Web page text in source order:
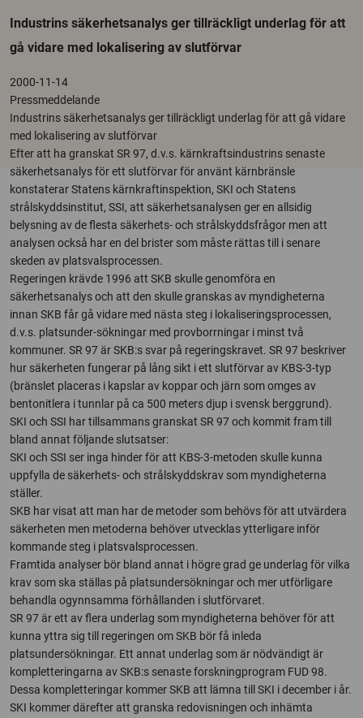
Industrins säkerhetsanalys ger tillräckligt underlag för att
gå vidare med lokalisering av slutförvar
2000-11-14
Pressmeddelande
Industrins säkerhetsanalys ger tillräckligt underlag för att gå vidare
med lokalisering av slutförvar
Efter att ha granskat SR 97, d.v.s. kärnkraftsindustrins senaste
säkerhetsanalys för ett slutförvar för använt kärnbränsle
konstaterar Statens kärnkraftinspektion, SKI och Statens
strålskyddsinstitut, SSI, att säkerhetsanalysen ger en allsidig
belysning av de flesta säkerhets- och strålskyddsfrågor men att
analysen också har en del brister som måste rättas till i senare
skeden av platsvalsprocessen.
Regeringen krävde 1996 att SKB skulle genomföra en
säkerhetsanalys och att den skulle granskas av myndigheterna
innan SKB får gå vidare med nästa steg i lokaliseringsprocessen,
d.v.s. platsunder-sökningar med provborrningar i minst två
kommuner. SR 97 är SKB:s svar på regeringskravet. SR 97 beskriver
hur säkerheten fungerar på lång sikt i ett slutförvar av KBS-3-typ
(bränslet placeras i kapslar av koppar och järn som omges av
bentonitlera i tunnlar på ca 500 meters djup i svensk berggrund).
SKI och SSI har tillsammans granskat SR 97 och kommit fram till
bland annat följande slutsatser:
SKI och SSI ser inga hinder för att KBS-3-metoden skulle kunna
uppfylla de säkerhets- och strålskyddskrav som myndigheterna
ställer.
SKB har visat att man har de metoder som behövs för att utvärdera
säkerheten men metoderna behöver utvecklas ytterligare inför
kommande steg i platsvalsprocessen.
Framtida analyser bör bland annat i högre grad ge underlag för vilka
krav som ska ställas på platsundersökningar och mer utförligare
behandla ogynnsamma förhållanden i slutförvaret.
SR 97 är ett av flera underlag som myndigheterna behöver för att
kunna yttra sig till regeringen om SKB bör få inleda
platsundersökningar. Ett annat underlag som är nödvändigt är
kompletteringarna av SKB:s senaste forskningprogram FUD 98.
Dessa kompletteringar kommer SKB att lämna till SKI i december i år.
SKI kommer därefter att granska redovisningen och inhämta